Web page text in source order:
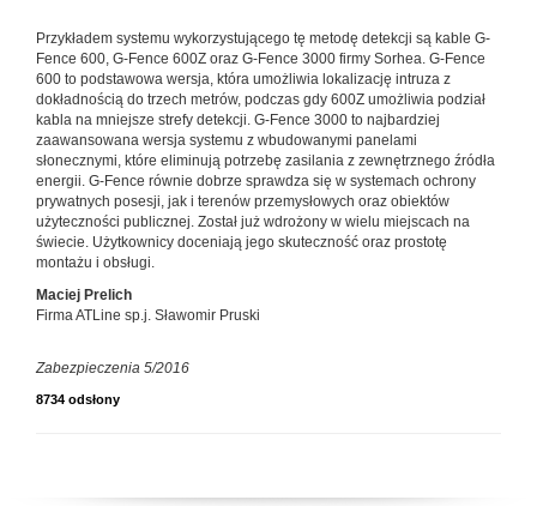
Przykładem systemu wykorzystującego tę metodę detekcji są kable G-
Fence 600, G-Fence 600Z oraz G-Fence 3000 firmy Sorhea. G-Fence
600 to podstawowa wersja, która umożliwia lokalizację intruza z
dokładnością do trzech metrów, podczas gdy 600Z umożliwia podział
kabla na mniejsze strefy detekcji. G-Fence 3000 to najbardziej
zaawansowana wersja systemu z wbudowanymi panelami
słonecznymi, które eliminują potrzebę zasilania z zewnętrznego źródła
energii. G-Fence równie dobrze sprawdza się w systemach ochrony
prywatnych posesji, jak i terenów przemysłowych oraz obiektów
użyteczności publicznej. Został już wdrożony w wielu miejscach na
świecie. Użytkownicy doceniają jego skuteczność oraz prostotę
montażu i obsługi.
Maciej Prelich
Firma ATLine sp.j. Sławomir Pruski
Zabezpieczenia 5/2016
8734 odsłony